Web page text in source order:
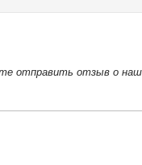
отправить отзыв о